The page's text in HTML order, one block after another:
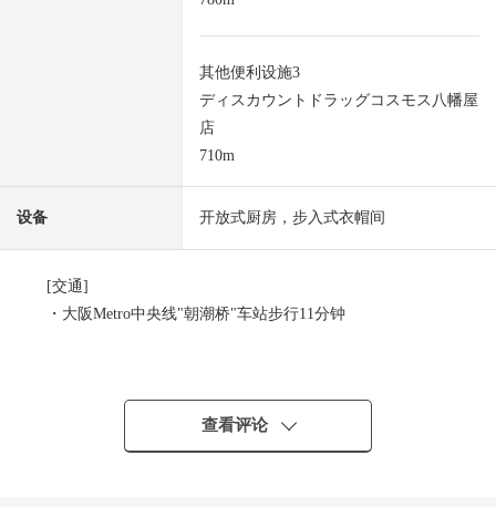
其他便利设施3
ディスカウントドラッグコスモス八幡屋
店
710m
设备 开放式厨房，步入式衣帽间
[交通]
・大阪Metro中央线"朝潮桥"车站步行11分钟
・实际使用面积93.82平米3LDK
・对约7.5张塌塌米西式房间，步入式衣帽间有
・玄关空间(约5.91平米)有
查看评论